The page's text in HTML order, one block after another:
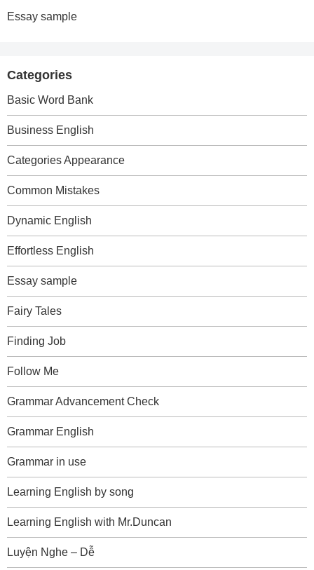
Essay sample
Categories
Basic Word Bank
Business English
Categories Appearance
Common Mistakes
Dynamic English
Effortless English
Essay sample
Fairy Tales
Finding Job
Follow Me
Grammar Advancement Check
Grammar English
Grammar in use
Learning English by song
Learning English with Mr.Duncan
Luyện Nghe – Dễ